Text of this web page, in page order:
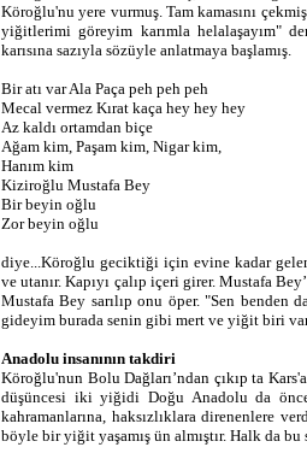
Köroğlu'nu yere vurmuş. Tam kamasını
yiğitlerimi göreyim karımla helalaşayım"
karısına sazıyla sözüyle anlatmaya başlamış.
Bir atı var Ala Paça peh peh peh
Mecal vermez Kırat kaça hey hey hey
Az kaldı ortamdan biçe
Ağam kim, Paşam kim, Nigar kim,
Hanım kim
Kiziroğlu Mustafa Bey
Bir beyin oğlu
Zor beyin oğlu
diye...Köroğlu geciktiği için evine kadar
ve utanır. Kapıyı çalıp içeri girer. Mustafa
Mustafa Bey sarılıp onu öper. "Sen
gideyim burada senin gibi mert ve yiğit biri
Anadolu insanının takdiri
Köroğlu'nun Bolu Dağları’ndan çıkıp ta
düşüncesi iki yiğidi Doğu Anadolu da önce
kahramanlarına, haksızlıklara direnenlere
böyle bir yiğit yaşamış ün almıştır. Halk da